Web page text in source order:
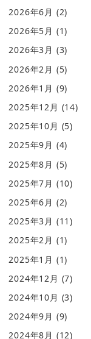
2026年6月 (2)
2026年5月 (1)
2026年3月 (3)
2026年2月 (5)
2026年1月 (9)
2025年12月 (14)
2025年10月 (5)
2025年9月 (4)
2025年8月 (5)
2025年7月 (10)
2025年6月 (2)
2025年3月 (11)
2025年2月 (1)
2025年1月 (1)
2024年12月 (7)
2024年10月 (3)
2024年9月 (9)
2024年8月 (12)